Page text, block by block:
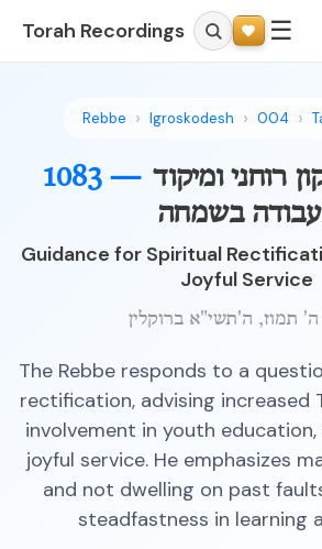
Torah Recordings ☰
Rebbe Igroskodesh 004
1083 — רוחני ומיקוד
בשמחה
Guidance for Spiritual
Joyful Service
The Rebbe responds to a
rectification, advising increased
involvement in youth
joyful service. He emphasizes
and not dwelling on past
steadfastness in learning